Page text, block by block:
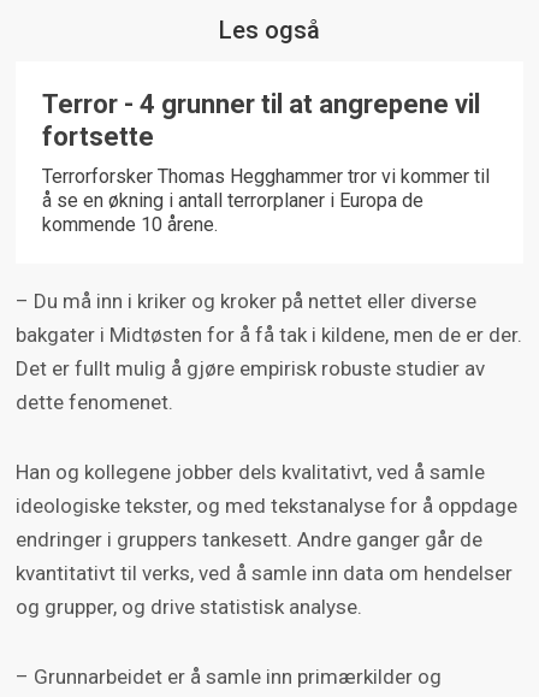
Les også
Terror - 4 grunner til at angrepene vil
fortsette
Terrorforsker Thomas Hegghammer tror vi kommer til
å se en økning i antall terrorplaner i Europa de
kommende 10 årene.
– Du må inn i kriker og kroker på nettet eller diverse
bakgater i Midtøsten for å få tak i kildene, men de er der.
Det er fullt mulig å gjøre empirisk robuste studier av
dette fenomenet.
Han og kollegene jobber dels kvalitativt, ved å samle
ideologiske tekster, og med tekstanalyse for å oppdage
endringer i gruppers tankesett. Andre ganger går de
kvantitativt til verks, ved å samle inn data om hendelser
og grupper, og drive statistisk analyse.
– Grunnarbeidet er å samle inn primærkilder og